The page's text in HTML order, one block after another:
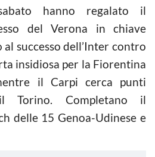
hanno regalato il
del Verona in chiave
successo dell’Inter contro
insidiosa per la Fiorentina
il Carpi cerca punti
Torino. Completano il
delle 15 Genoa-Udinese e